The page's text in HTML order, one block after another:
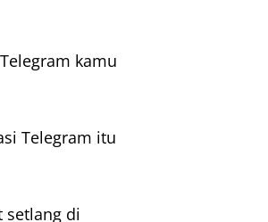
kamu
Telegram itu
setlang di